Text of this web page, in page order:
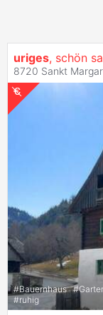
uriges, schön
8720 Sankt
#Bauernhaus #
#ruhig